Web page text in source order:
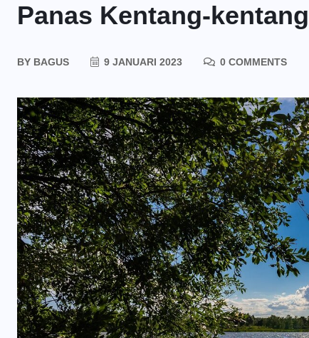
Panas Kentang-
BY BAGUS 9 JANUARI 2023 0 COMMENTS